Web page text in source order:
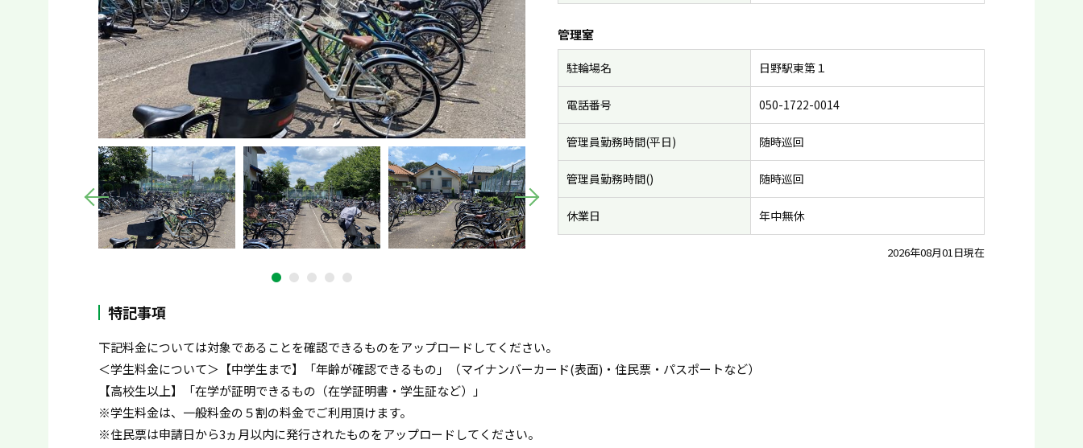
管理室
駐輪場名 日野駅東第１
電話番号 050-1722-0014
管理員勤務時間(平日) 随時巡回
管理員勤務時間() 随時巡回
休業日 年中無休
2026年08月01日現在
特記事項
下記料金については対象であることを確認できるものをアップロードしてください。
＜学生料金について＞【中学生まで】「年齢が確認できるもの」（マイナンバーカード(表面)・住民票・パスポートなど）
【高校生以上】「在学が証明できるもの（在学証明書・学生証など）」
※学生料金は、一般料金の５割の料金でご利用頂けます。
※住民票は申請日から3ヵ月以内に発行されたものをアップロードしてください。